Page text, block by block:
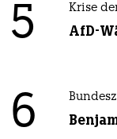
5 Krise
AfD-
6